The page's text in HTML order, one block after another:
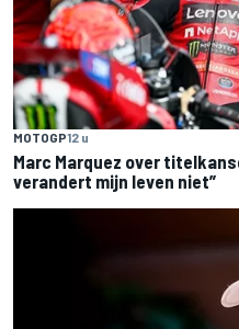
MOTOGP12 u
Marc Marquez over
verandert mijn leven niet”